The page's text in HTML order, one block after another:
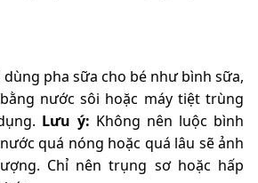
dùng pha sữa cho bé như bình sữa,
nước sôi hoặc máy tiệt trùng
Lưu ý: Không nên luộc bình
quá nóng hoặc quá lâu sẽ ảnh
Chỉ nên trụng sơ hoặc hấp